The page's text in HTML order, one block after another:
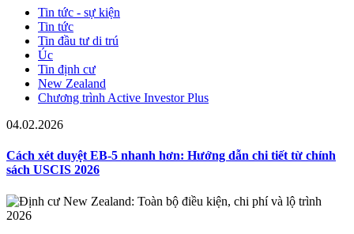
Tin tức - sự kiện
Tin tức
Tin đầu tư di trú
Úc
Tin định cư
New Zealand
Chương trình Active Investor Plus
04.02.2026
Cách xét duyệt EB-5 nhanh hơn: Hướng dẫn chi tiết từ chính
sách USCIS 2026